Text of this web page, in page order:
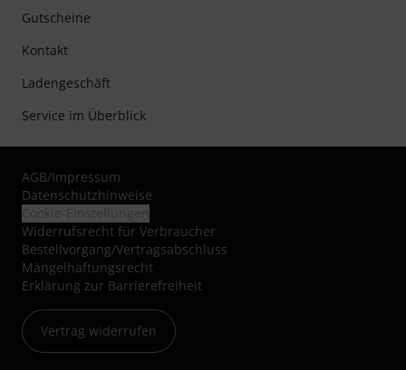
Gutscheine
Kontakt
Ladengeschäft
Service im Überblick
AGB/Impressum
Datenschutzhinweise
Widerrufsrecht für Verbraucher
Bestellvorgang/Vertragsabschluss
Mängelhaftungsrecht
Erklärung zur Barrierefreiheit
Vertrag widerrufen